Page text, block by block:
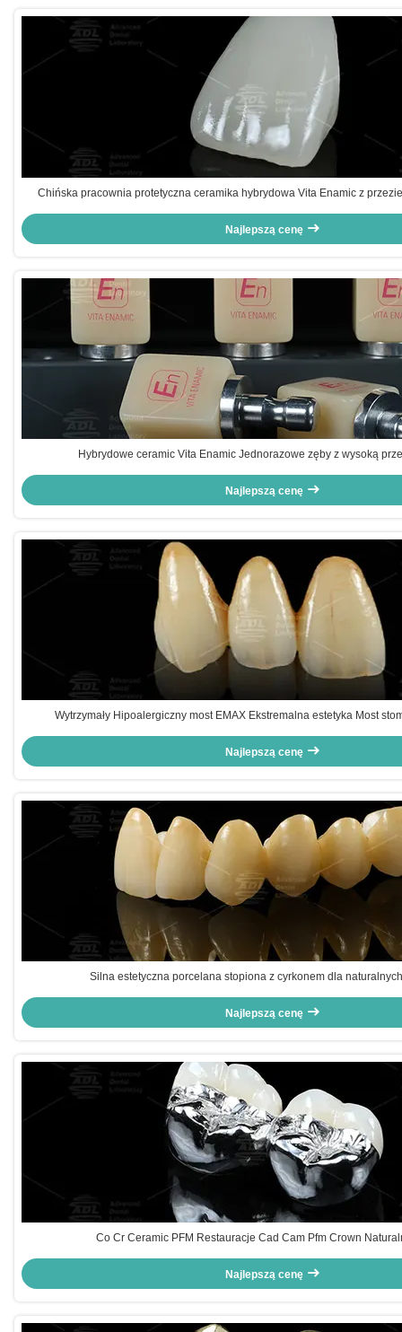
Chińska pracownia protetyczna ceramika hybrydowa Vita Enamic z
Najlepszą cenę
Hybrydowe ceramic Vita Enamic Jednorazowe zęby z wysoką
Najlepszą cenę
Wytrzymały Hipoalergiczny most EMAX Ekstremalna estetyka Most
Najlepszą cenę
Silna estetyczna porcelana stopiona z cyrkonem dla
Najlepszą cenę
Co Cr Ceramic PFM Restauracje Cad Cam Pfm Crown
Najlepszą cenę